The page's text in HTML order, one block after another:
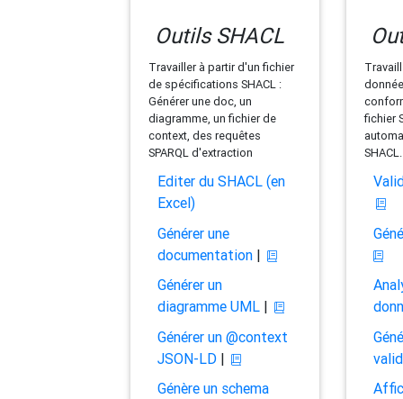
Outils SHACL
Travailler à partir d'un fichier
de spécifications SHACL :
Générer une doc, un
diagramme, un fichier de
context, des requêtes
SPARQL d'extraction
Editer du SHACL (en
Excel)
Générer une
documentation|
Générer un
diagramme UML|
Générer un @context
JSON-LD|
Génère un schema
fichier
SHACL.